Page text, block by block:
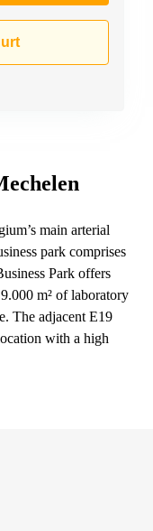
main arterial
park comprises
Park offers
m² of laboratory
The adjacent E19
with a high